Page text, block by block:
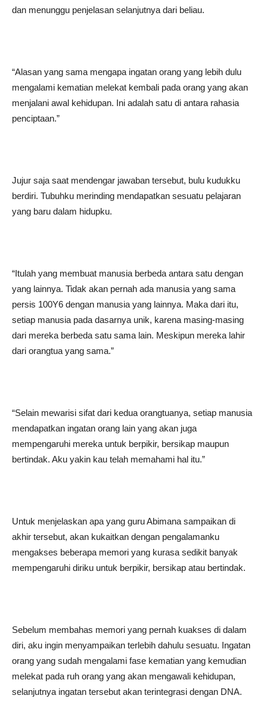
dan menunggu penjelasan selanjutnya dari beliau.
“Alasan yang sama mengapa ingatan orang yang lebih dulu
mengalami kematian melekat kembali pada orang yang akan
menjalani awal kehidupan. Ini adalah satu di antara rahasia
penciptaan.”
Jujur saja saat mendengar jawaban tersebut, bulu kudukku
berdiri. Tubuhku merinding mendapatkan sesuatu pelajaran
yang baru dalam hidupku.
“Itulah yang membuat manusia berbeda antara satu dengan
yang lainnya. Tidak akan pernah ada manusia yang sama
persis 100Y6 dengan manusia yang lainnya. Maka dari itu,
setiap manusia pada dasarnya unik, karena masing-masing
dari mereka berbeda satu sama lain. Meskipun mereka lahir
dari orangtua yang sama.”
“Selain mewarisi sifat dari kedua orangtuanya, setiap manusia
mendapatkan ingatan orang lain yang akan juga
mempengaruhi mereka untuk berpikir, bersikap maupun
bertindak. Aku yakin kau telah memahami hal itu.”
Untuk menjelaskan apa yang guru Abimana sampaikan di
akhir tersebut, akan kukaitkan dengan pengalamanku
mengakses beberapa memori yang kurasa sedikit banyak
mempengaruhi diriku untuk berpikir, bersikap atau bertindak.
Sebelum membahas memori yang pernah kuakses di dalam
diri, aku ingin menyampaikan terlebih dahulu sesuatu. Ingatan
orang yang sudah mengalami fase kematian yang kemudian
melekat pada ruh orang yang akan mengawali kehidupan,
selanjutnya ingatan tersebut akan terintegrasi dengan DNA.